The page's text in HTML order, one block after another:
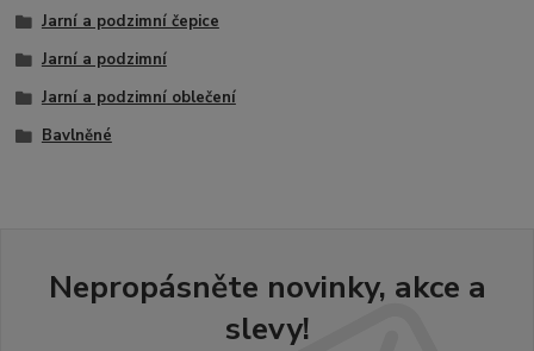
Jarní a podzimní čepice
Jarní a podzimní
Jarní a podzimní oblečení
Bavlněné
Nepropásněte novinky, akce a
slevy!